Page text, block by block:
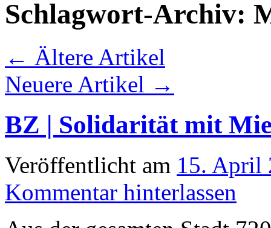
Schlagwort-Archiv:
← Ältere Artikel
Neuere Artikel →
BZ | Solidarität mit
Veröffentlicht am 15. April
Kommentar hinterlassen